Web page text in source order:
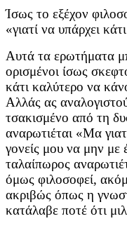
Ίσως το εξέχον
«γιατί να υπάρχει
Αυτά τα ερωτήματα
ορισμένοι ίσως
κάτι καλύτερο να
Αλλάς ας
τσακισμένο από τη
αναρωτιέται «Μα
γονείς μου να μην
ταλαίπωρος
όμως φιλοσοφεί,
ακριβώς όπως η
κατάλαβε ποτέ ότι